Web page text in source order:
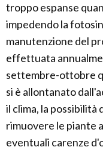
troppo espanse
impedendo la
manutenzione del
effettuata
settembre-ottobre
si è allontanato
il clima, la possibilità
rimuovere le piante
eventuali carenze